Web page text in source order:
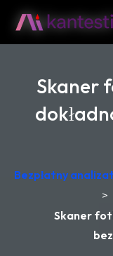
Skaner
Bezpłatny
>
Skaner